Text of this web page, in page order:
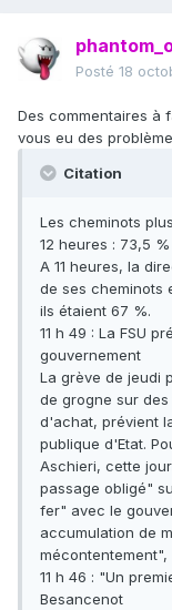
Posté 18
Des commentaires à
vous eu des
Citation
Les cheminots
12 heures : 73,5
A 11 heures, la
de ses cheminots
ils étaient 67 %.
11 h 49 : La FSU
gouvernement
La grève de jeudi
de grogne sur
d'achat, prévient
publique d'Etat.
Aschieri, cette
passage obligé"
fer" avec le
accumulation de
11 h 46 : "Un
Besancenot